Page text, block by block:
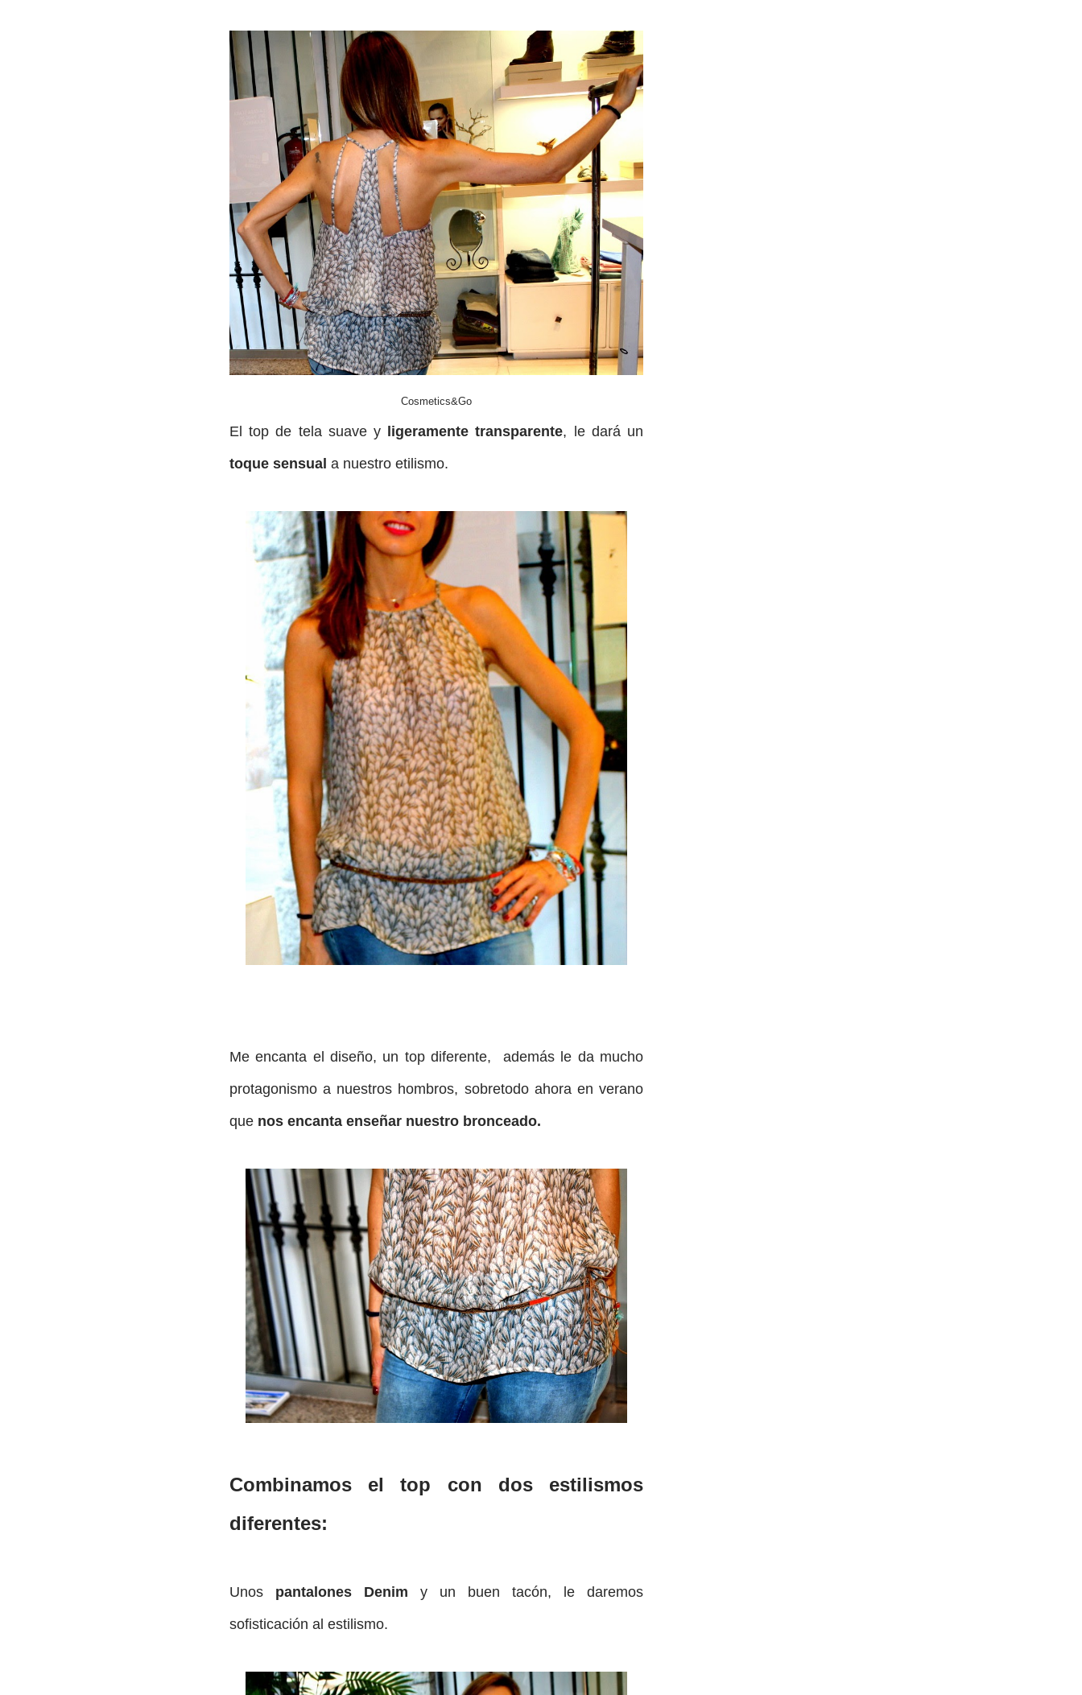
Cosmetics&Go
El top de tela suave y ligeramente transparente, le dará un
toque sensual a nuestro etilismo.
Me encanta el diseño, un top diferente, además le da mucho
protagonismo a nuestros hombros, sobretodo ahora en verano
que nos encanta enseñar nuestro bronceado.
Combinamos el top con dos estilismos
diferentes:
Unos pantalones Denim y un buen tacón, le daremos
sofisticación al estilismo.